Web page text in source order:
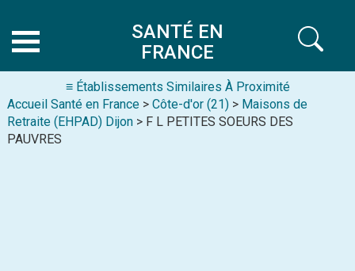
SANTÉ EN
FRANCE
≡ Établissements Similaires À Proximité
Accueil Santé en France > Côte-d'or (21) > Maisons de
Retraite (EHPAD) Dijon > F L PETITES SOEURS DES
PAUVRES